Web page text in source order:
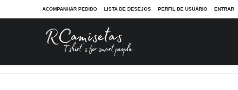
ACOMPANHAR PEDIDO LISTA DE DESEJOS PERFIL DE USUÁRIO ENTRAR